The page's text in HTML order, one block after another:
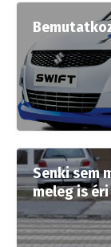
Senki sem
meleg is